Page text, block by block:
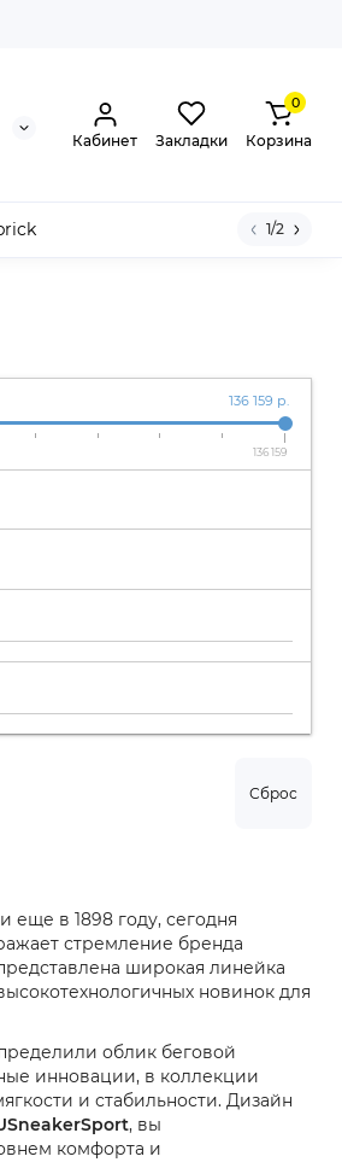
Кабинет Закладки
0
Корзина
1/2
136 159 р.
136 159
Сброс
еще в 1898 году, сегодня
стремление бренда
широкая линейка
новинок для
облик беговой
инновации, в коллекции
и стабильности. Дизайн
, вы
комфорта и